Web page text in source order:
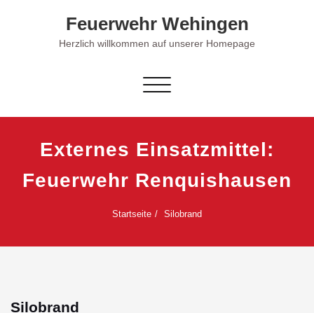
Feuerwehr Wehingen
Herzlich willkommen auf unserer Homepage
Schalte Navigation
Externes Einsatzmittel:
Feuerwehr Renquishausen
Startseite Silobrand
Silobrand